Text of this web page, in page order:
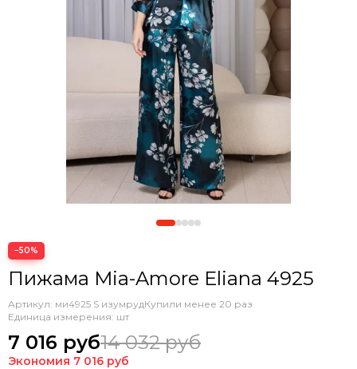
−50%
Пижама Mia-Amore Eliana 4925
Артикул: ми4925 S изумрудКупили менее 20 раз
Единица измерения: шт
7 016 руб14 032 руб
Экономия 7 016 руб